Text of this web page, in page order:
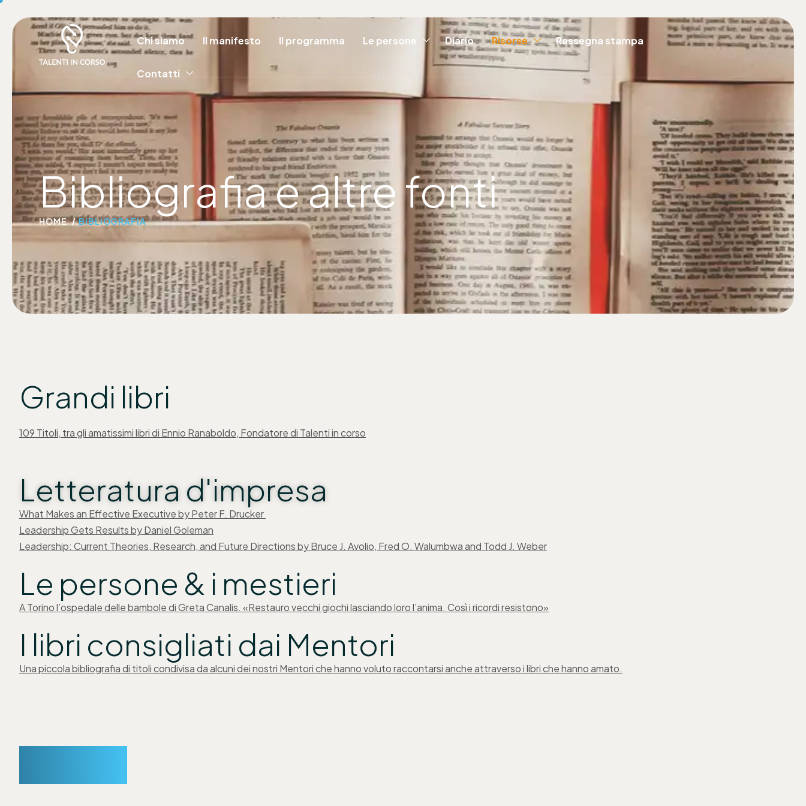
Chi siamo Il manifesto Il programma Le persone Diario Risorse Rassegna stampa
Contatti
Bibliografia e altre fonti
HOME BIBLIOGRAFIA
Grandi libri
109 Titoli, tra gli amatissimi libri di Ennio Ranaboldo, Fondatore di Talenti in corso
Letteratura d'impresa
What Makes an Effective Executive by Peter F. Drucker
Leadership Gets Results by Daniel Goleman
Leadership: Current Theories, Research, and Future Directions by Bruce J. Avolio, Fred O. Walumbwa and Todd J. Weber
Le persone & i mestieri
A Torino l’ospedale delle bambole di Greta Canalis. «Restauro vecchi giochi lasciando loro l’anima. Così i ricordi resistono»
I libri consigliati dai Mentori
Una piccola bibliografia di titoli condivisa da alcuni dei nostri Mentori che hanno voluto raccontarsi anche attraverso i libri che hanno amato.